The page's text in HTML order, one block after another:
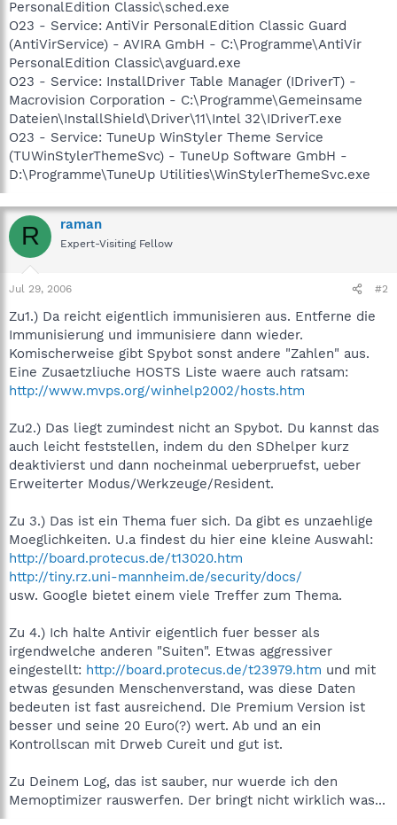
PersonalEdition Classic\sched.exe
O23 - Service: AntiVir PersonalEdition Classic Guard
(AntiVirService) - AVIRA GmbH - C:\Programme\AntiVir
PersonalEdition Classic\avguard.exe
O23 - Service: InstallDriver Table Manager (IDriverT) -
Macrovision Corporation - C:\Programme\Gemeinsame
Dateien\InstallShield\Driver\11\Intel 32\IDriverT.exe
O23 - Service: TuneUp WinStyler Theme Service
(TUWinStylerThemeSvc) - TuneUp Software GmbH -
D:\Programme\TuneUp Utilities\WinStylerThemeSvc.exe
R raman
Expert-Visiting Fellow
Jul 29, 2006 #2
Zu1.) Da reicht eigentlich immunisieren aus. Entferne die
Immunisierung und immunisiere dann wieder.
Komischerweise gibt Spybot sonst andere "Zahlen" aus.
Eine Zusaetzliuche HOSTS Liste waere auch ratsam:
http://www.mvps.org/winhelp2002/hosts.htm
Zu2.) Das liegt zumindest nicht an Spybot. Du kannst das
auch leicht feststellen, indem du den SDhelper kurz
deaktivierst und dann nocheinmal ueberpruefst, ueber
Erweiterter Modus/Werkzeuge/Resident.
Zu 3.) Das ist ein Thema fuer sich. Da gibt es unzaehlige
Moeglichkeiten. U.a findest du hier eine kleine Auswahl:
http://board.protecus.de/t13020.htm
http://tiny.rz.uni-mannheim.de/security/docs/
usw. Google bietet einem viele Treffer zum Thema.
Zu 4.) Ich halte Antivir eigentlich fuer besser als
irgendwelche anderen "Suiten". Etwas aggressiver
eingestellt: http://board.protecus.de/t23979.htm und mit
etwas gesunden Menschenverstand, was diese Daten
bedeuten ist fast ausreichend. DIe Premium Version ist
besser und seine 20 Euro(?) wert. Ab und an ein
Kontrollscan mit Drweb Cureit und gut ist.
Zu Deinem Log, das ist sauber, nur wuerde ich den
Memoptimizer rauswerfen. Der bringt nicht wirklich was...